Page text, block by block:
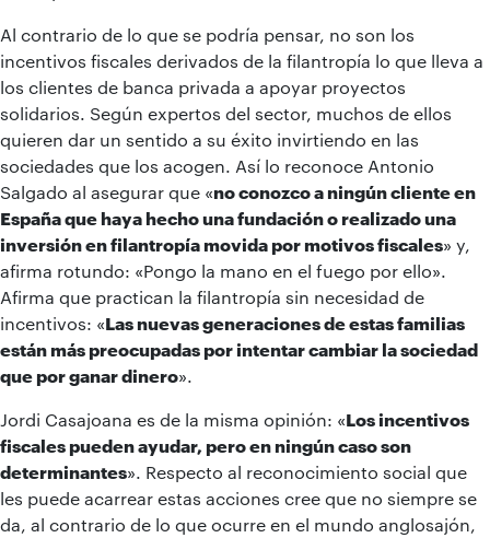
Al contrario de lo que se podría pensar, no son los
incentivos fiscales derivados de la filantropía lo que lleva a
los clientes de banca privada a apoyar proyectos
solidarios. Según expertos del sector, muchos de ellos
quieren dar un sentido a su éxito invirtiendo en las
sociedades que los acogen. Así lo reconoce Antonio
Salgado al asegurar que «no conozco a ningún cliente en
España que haya hecho una fundación o realizado una
inversión en filantropía movida por motivos fiscales» y,
afirma rotundo: «Pongo la mano en el fuego por ello».
Afirma que practican la filantropía sin necesidad de
incentivos: «Las nuevas generaciones de estas familias
están más preocupadas por intentar cambiar la sociedad
que por ganar dinero».
Jordi Casajoana es de la misma opinión: «Los incentivos
fiscales pueden ayudar, pero en ningún caso son
determinantes». Respecto al reconocimiento social que
les puede acarrear estas acciones cree que no siempre se
da, al contrario de lo que ocurre en el mundo anglosajón,